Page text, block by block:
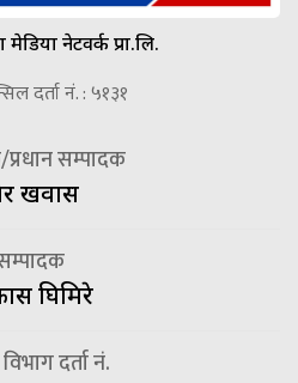
मेडिया नेटवर्क प्रा.लि.
दर्ता नं. : ५१३१
सम्पादक
खवास
घिमिरे
दर्ता नं.